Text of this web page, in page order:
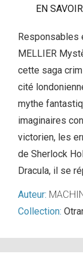
EN
Responsables
MELLIER
cette saga
cité
mythe
imaginaires
victorien, les
de Sherlock
Dracula, il se
Auteur:
Collection: